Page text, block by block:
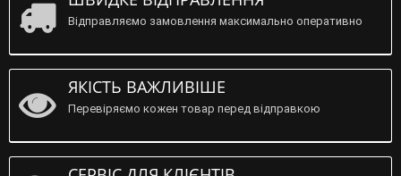
Відправляємо замовлення максимально оперативно
ЯКІСТЬ ВАЖЛИВІШЕ
Перевіряємо кожен товар перед відправкою